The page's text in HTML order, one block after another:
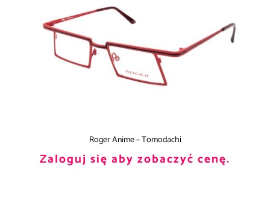
Roger Anime – Tomodachi
Zaloguj się aby zobaczyć cenę.